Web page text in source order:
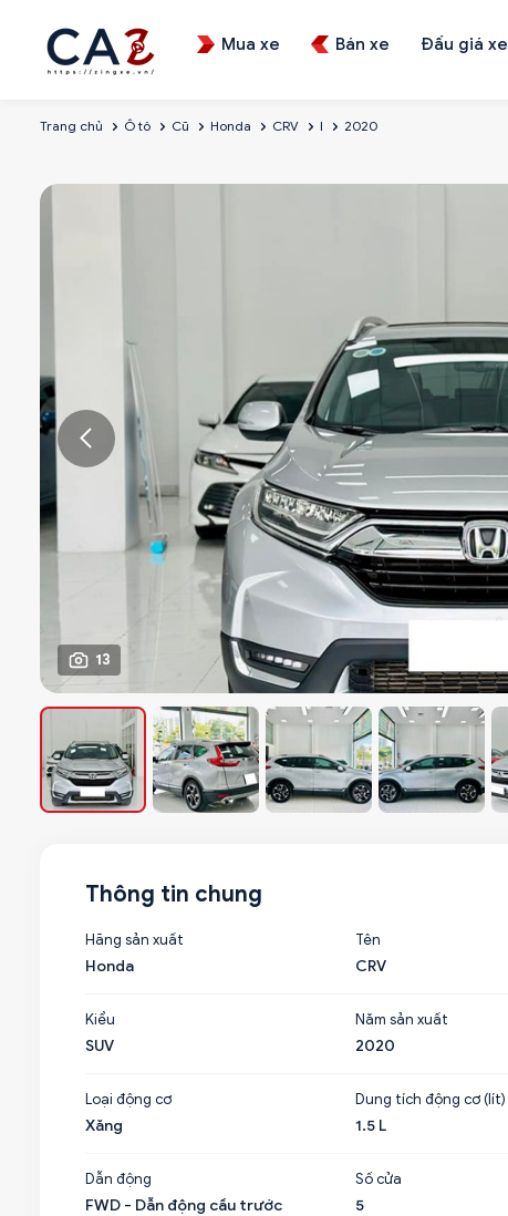
Mua xe Bán xe Đấu giá xe
Trang chủ Ô tô Cũ Honda CRV l 2020
13
Thông tin chung
Hãng sản xuất
Honda
Tên
CRV
Kiểu
SUV
Năm sản xuất
2020
Loại động cơ
Xăng
Dung tích động cơ (lít)
1.5 L
Dẫn động
FWD - Dẫn động cầu trước
Số cửa
5